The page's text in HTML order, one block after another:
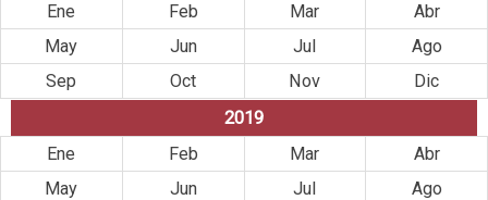
Ene
Feb Mar
Abr
May
Jun Jul
Ago
Sep
Oct Nov
Dic
2019
Ene
Feb Mar
Abr
May
Jun Jul
Ago